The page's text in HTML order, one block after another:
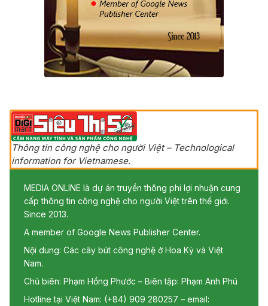
Thông tin công nghệ cho người Việt – Technological
information for Vietnamese.
MEDIA ONLINE là dự án truyền thông phi lợi nhuận cung
cấp thông tin công nghệ cho người Việt trên thế giới.
Since 2013.
A member of Google News Publisher Center.
Nội dung: Các cây bút công nghệ ở Hoa Kỳ và Việt
Nam.
Chủ biên: Phạm Hồng Phước – Biên tập: Phạm Anh Phú
Hotline tại Việt Nam: (+84) 909 280257 – email: